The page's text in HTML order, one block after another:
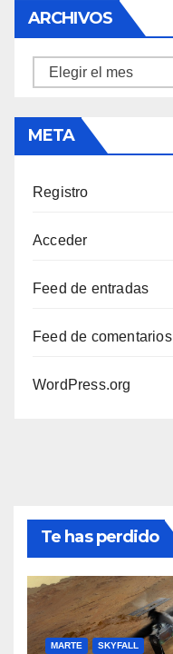
ARCHIVOS
Archivos
META
Registro
Acceder
Feed de entradas
Feed de comentarios
WordPress.org
Te has perdido
MARTE SKYFALL